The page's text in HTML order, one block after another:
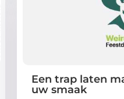
Een trap laten
uw smaak